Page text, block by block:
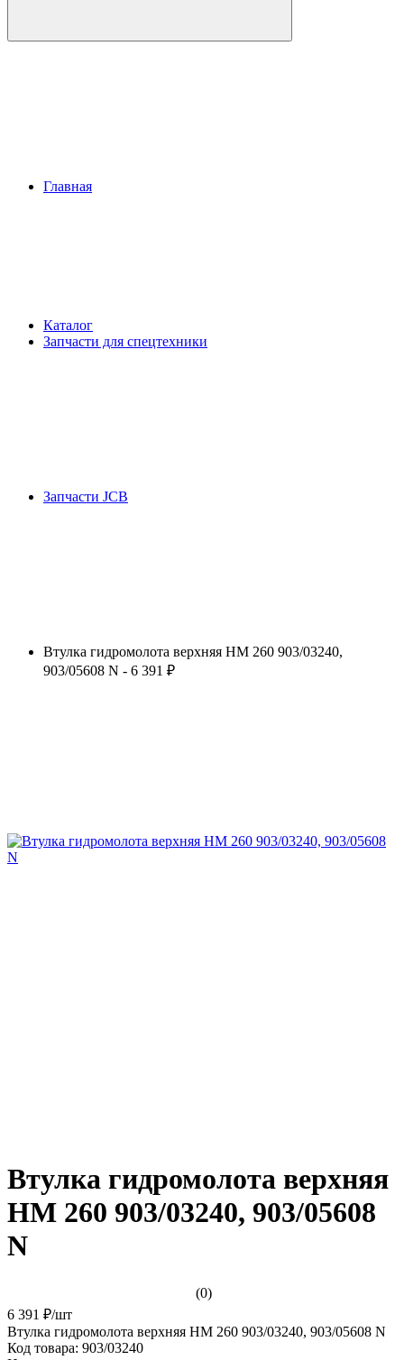
Главная
Каталог
Запчасти для спецтехники
Запчасти JCB
Втулка гидромолота верхняя HM 260 903/03240,
903/05608 N - 6 391 ₽
Втулка гидромолота верхняя
HM 260 903/03240, 903/05608
N
(0)
6 391 ₽/шт
Втулка гидромолота верхняя HM 260 903/03240, 903/05608 N
Код товара: 903/03240